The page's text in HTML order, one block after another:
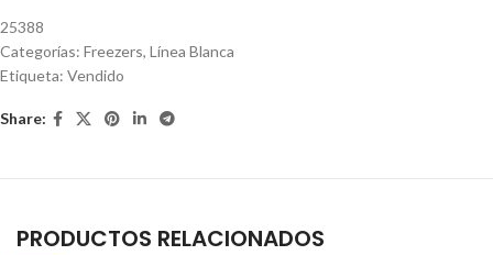
25388
Categorías: Freezers, Línea Blanca
Etiqueta: Vendido
Share:
PRODUCTOS RELACIONADOS